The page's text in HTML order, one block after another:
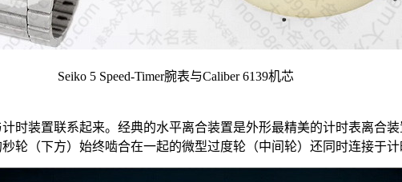
Seiko 5 Speed-Timer腕表与Caliber 6139机芯
时装置联系起来。经典的水平离合装置是外形最精美的计时表离合
轮（下方）始终啮合在一起的微型过度轮（中间轮）还同时连接于计